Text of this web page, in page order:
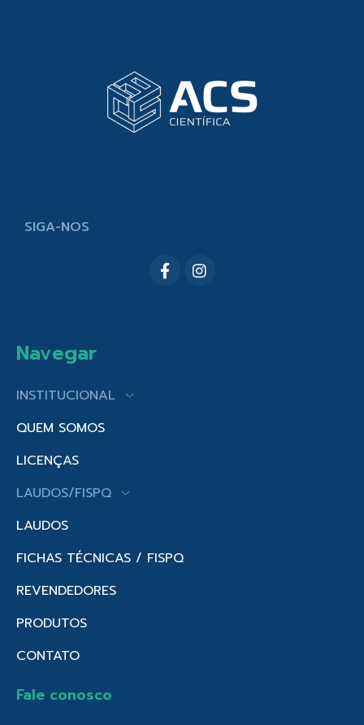
SIGA-NOS
Navegar
INSTITUCIONAL
QUEM SOMOS
LICENÇAS
LAUDOS/FISPQ
LAUDOS
FICHAS TÉCNICAS / FISPQ
REVENDEDORES
PRODUTOS
CONTATO
Fale conosco